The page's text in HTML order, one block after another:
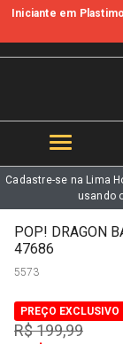
b
Iniciante em
Cadastre-se na Lima
usando
POP! DRAGON
47686
5573
PREÇO EXCLUSIVO
R$ 199,99